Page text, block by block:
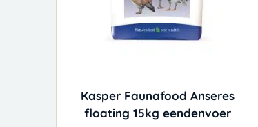
Kasper Faunafood Anseres
floating 15kg eendenvoer